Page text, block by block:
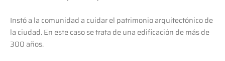
Instó a la comunidad a cuidar el patrimonio arquitectónico de
la ciudad. En este caso se trata de una edificación de más de
300 años.